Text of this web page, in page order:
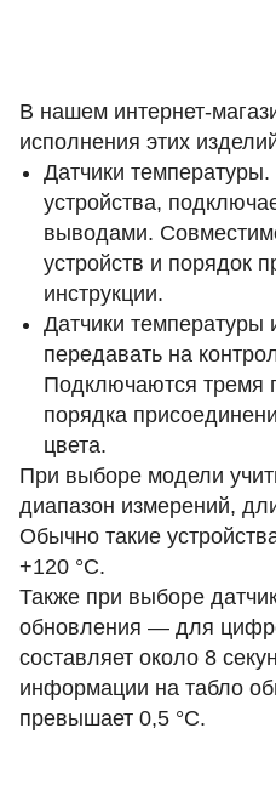
В нашем интернет-
исполнения этих
Датчики
устройства,
выводами.
устройств и порядок
инструкции.
Датчики температуры
передавать на
Подключаются тремя
порядка
цвета.
При выборе модели
диапазон измерений,
Обычно такие
+120 °C.
Также при выборе
обновления — для
составляет около 8
информации на табло
превышает 0,5 °C.